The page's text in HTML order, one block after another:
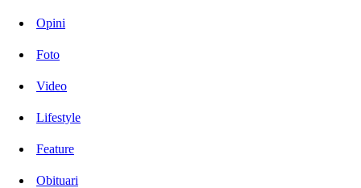
Opini
Foto
Video
Lifestyle
Feature
Obituari